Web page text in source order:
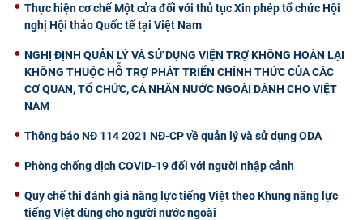
Thực hiện cơ chế Một cửa đối với thủ tục Xin phép tổ chức Hội
nghị Hội thảo Quốc tế tại Việt Nam
NGHỊ ĐỊNH QUẢN LÝ VÀ SỬ DỤNG VIỆN TRỢ KHÔNG HOÀN LẠI
KHÔNG THUỘC HỖ TRỢ PHÁT TRIỂN CHÍNH THỨC CỦA CÁC
CƠ QUAN, TỔ CHỨC, CÁ NHÂN NƯỚC NGOÀI DÀNH CHO VIỆT
NAM
Thông báo NĐ 114 2021 NĐ-CP về quản lý và sử dụng ODA
Phòng chống dịch COVID-19 đối với người nhập cảnh
Quy chế thi đánh giá năng lực tiếng Việt theo Khung năng lực
tiếng Việt dùng cho người nước ngoài